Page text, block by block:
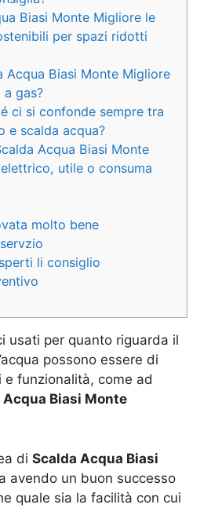
Biasi Monte Migliore le
per spazi ridotti
Acqua Biasi Monte Migliore
a gas?
ci si confonde sempre tra
e scalda acqua?
Acqua Biasi Monte
utile o consuma
molto bene
li consiglio
usati per quanto riguarda il
possono essere di
e funzionalità, come ad
Acqua Biasi Monte
di Scalda Acqua Biasi
avendo un buon successo
quale sia la facilità con cui